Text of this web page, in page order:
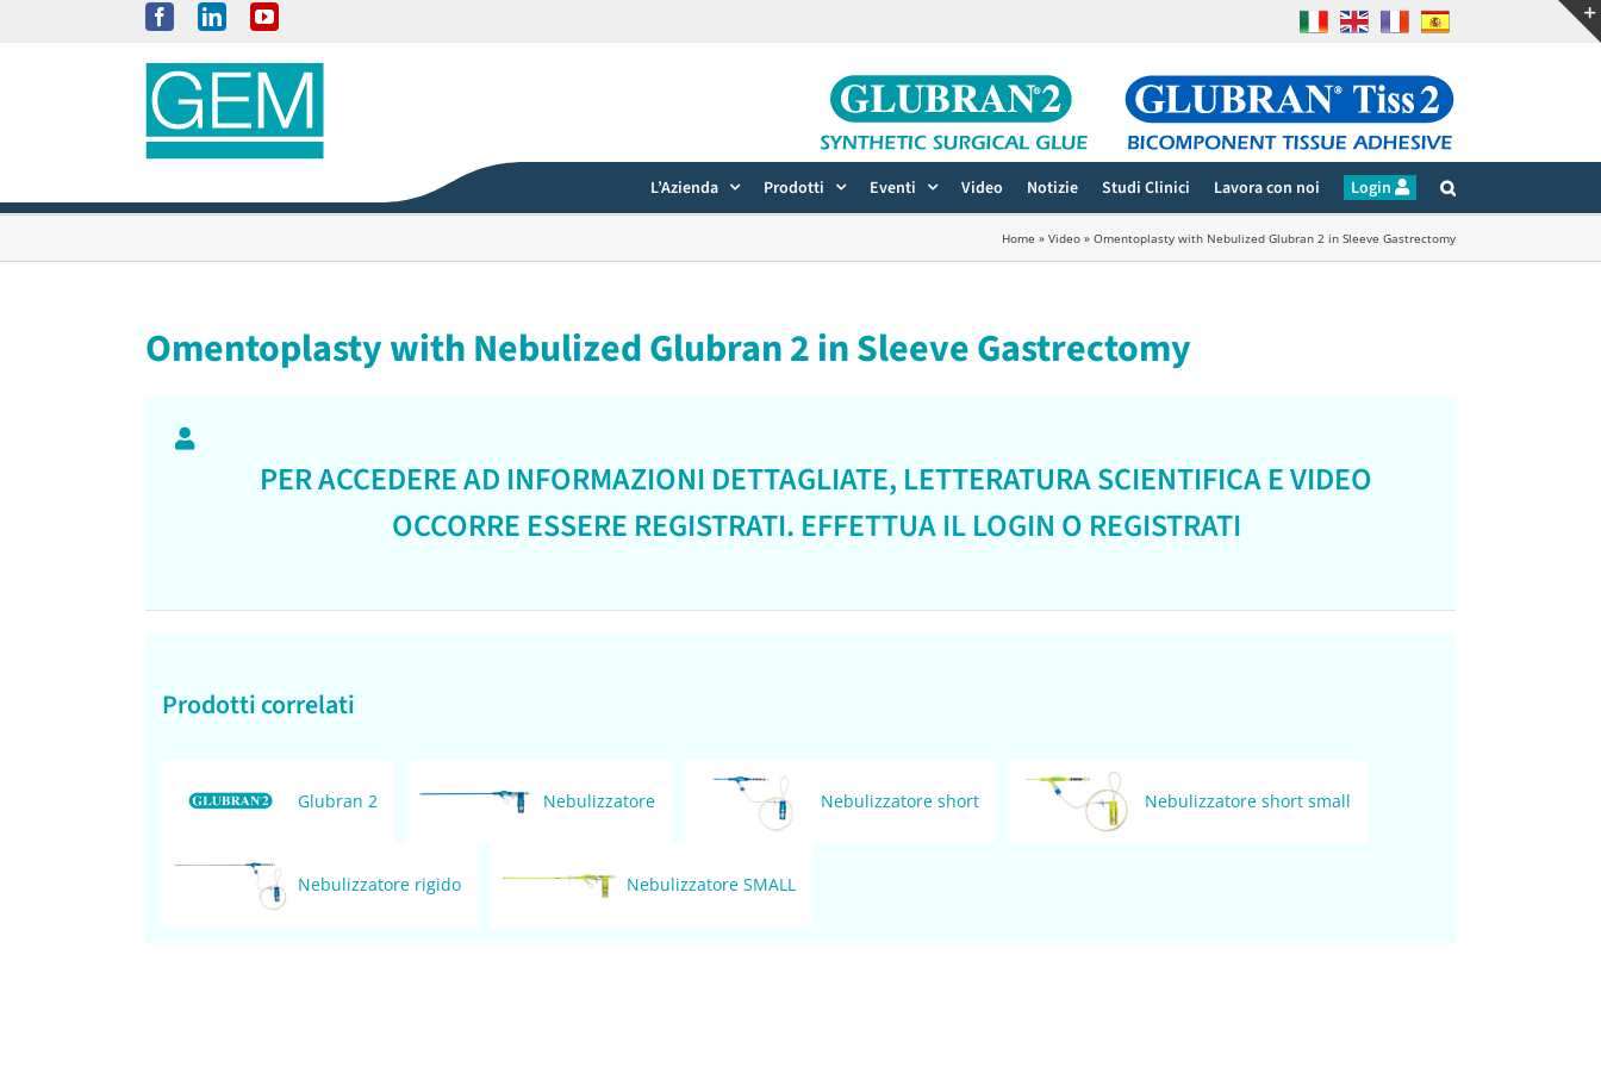
FacebookLinkedInYouTube
L’Azienda Prodotti Eventi Video Notizie Studi Clinici Lavora con noi Login
Home » Video » Omentoplasty with Nebulized Glubran 2 in Sleeve Gastrectomy
Omentoplasty with Nebulized Glubran 2 in Sleeve Gastrectomy
PER ACCEDERE AD INFORMAZIONI DETTAGLIATE, LETTERATURA SCIENTIFICA E VIDEO
OCCORRE ESSERE REGISTRATI. EFFETTUA IL LOGIN O REGISTRATI
Prodotti correlati
Glubran 2 Nebulizzatore Nebulizzatore short Nebulizzatore short small
Nebulizzatore rigido Nebulizzatore SMALL